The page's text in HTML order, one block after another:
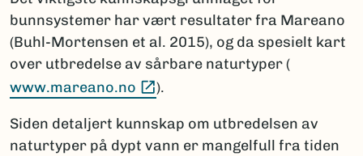
bunnsystemer har vært resultater fra Mareano
(Buhl-Mortensen et al. 2015), og da spesielt kart
over utbredelse av sårbare naturtyper (
www.mareano.no
(Ekstern lenke)
).
Siden detaljert kunnskap om utbredelsen av
naturtyper på dypt vann er mangelfull fra tiden